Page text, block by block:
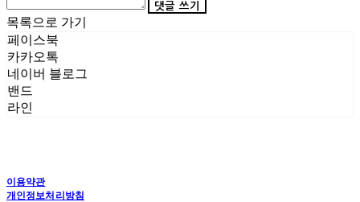
댓글 쓰기
목록으로 가기
페이스북
카카오톡
네이버 블로그
밴드
라인
이용약관
개인정보처리방침